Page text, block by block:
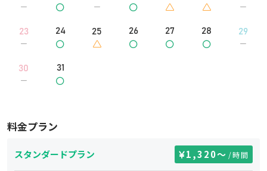
す。手前から２番目のエレベーターフロアがベイ・ウィング神戸ビ
⑤エレベーターを降りてすぐ右手にあるroom1がレンタルスペース
となります。
23 24 25 26 27 28 29
30 31
料金プラン
スタンダードプラン 1,320〜 /時間